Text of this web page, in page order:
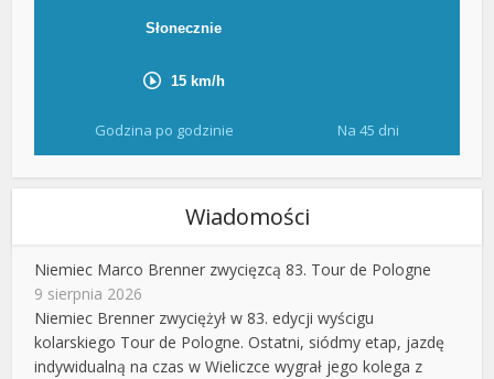
Godzina po godzinie Na 45 dni
Wiadomości
Niemiec Marco Brenner zwycięzcą 83. Tour de Pologne
9 sierpnia 2026
Niemiec Brenner zwyciężył w 83. edycji wyścigu
kolarskiego Tour de Pologne. Ostatni, siódmy etap, jazdę
indywidualną na czas w Wieliczce wygrał jego kolega z